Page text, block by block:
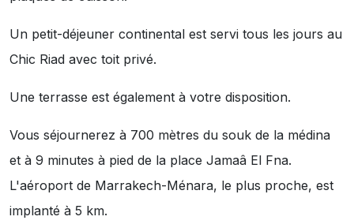
Un petit-déjeuner continental est servi tous les jours au
Chic Riad avec toit privé.
Une terrasse est également à votre disposition.
Vous séjournerez à 700 mètres du souk de la médina
et à 9 minutes à pied de la place Jamaâ El Fna.
L'aéroport de Marrakech-Ménara, le plus proche, est
implanté à 5 km.